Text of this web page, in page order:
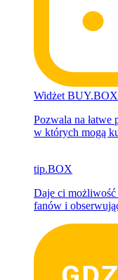
Widżet BUY.BOX
Pozwala na
w których mogą
tip.BOX
Daje ci możliwość
fanów i